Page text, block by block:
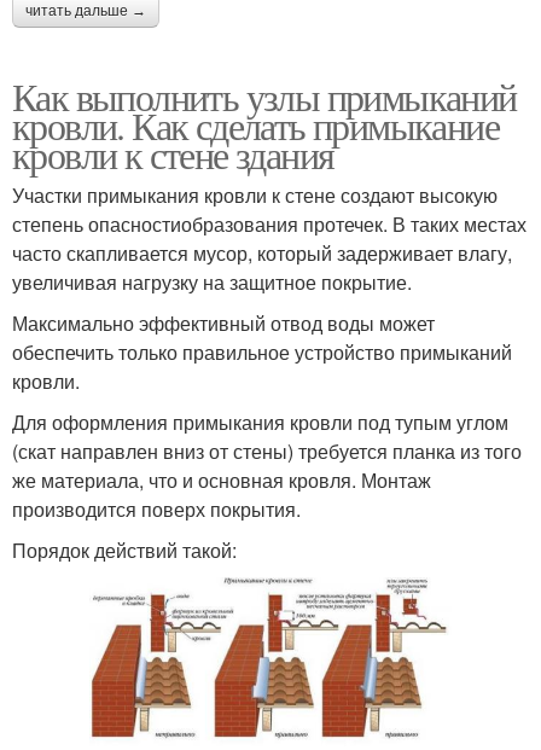
читать дальше →
Как выполнить узлы примыканий
кровли. Как сделать примыкание
кровли к стене здания
Участки примыкания кровли к стене создают высокую
степень опасностиобразования протечек. В таких местах
часто скапливается мусор, который задерживает влагу,
увеличивая нагрузку на защитное покрытие.
Максимально эффективный отвод воды может
обеспечить только правильное устройство примыканий
кровли.
Для оформления примыкания кровли под тупым углом
(скат направлен вниз от стены) требуется планка из того
же материала, что и основная кровля. Монтаж
производится поверх покрытия.
Порядок действий такой: